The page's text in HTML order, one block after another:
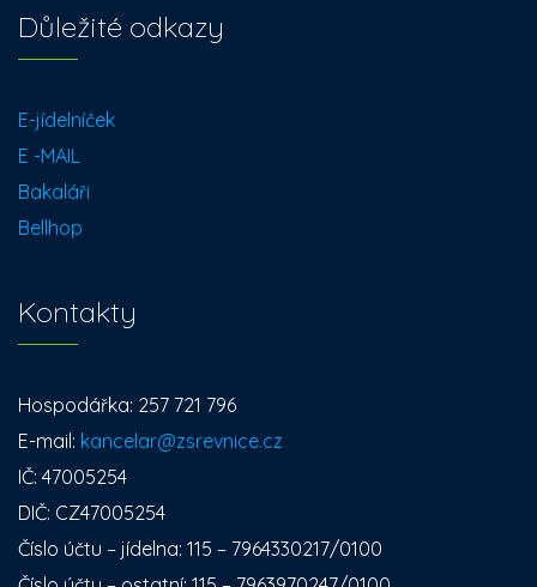
Důležité odkazy
E-jídelníček
E -MAIL
Bakaláři
Bellhop
Kontakty
Hospodářka: 257 721 796
E-mail: kancelar@zsrevnice.cz
IČ: 47005254
DIČ: CZ47005254
Číslo účtu – jídelna: 115 – 7964330217/0100